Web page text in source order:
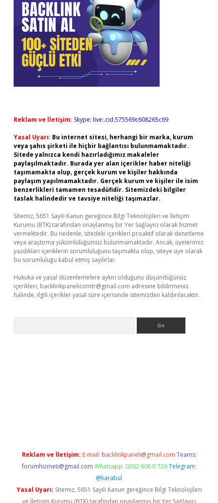
Reklam ve İletişim: Skype: live:.cid.575569c608265c69
Yasal Uyarı: Bu internet sitesi, herhangi bir marka, kurum
veya şahıs şirketi ile hiçbir bağlantısı bulunmamaktadır.
Sitede yalnızca kendi hazırladığımız makaleler
paylaşılmaktadır. Burada yer alan içerikler haber niteliği
taşımamakta olup, gerçek kurum ve kişiler hakkında
paylaşım yapılmamaktadır. Gerçek kurum ve kişiler ile isim
benzerlikleri tamamen tesadüfidir. Sitemizdeki bilgiler
taslak halindedir ve tavsiye niteliği taşımazlar.
Sitemiz, 5651 Sayılı Kanun gereğince Bilgi Teknolojileri ve İletişim
Kurumu (BTK) tarafından onaylanmış bir Yer Sağlayıcı olarak hizmet
vermektedir. Bu nedenle, sitedeki içerikleri proaktif olarak denetleme
veya araştırma yükümlülüğümüz bulunmamaktadır. Ancak, üyelerimiz
yazdıkları içeriklerin sorumluluğunu taşımakta olup, siteye üye olarak
bu sorumluluğu kabul etmiş sayılırlar.
Hukuka ve yasal düzenlemelere aykırı olduğunu düşündüğünüz
içerikleri, backlinkpanelicomtr@gmail.com adresine bildirmeniz
halinde, ilgili içerikler yasal süre içerisinde sitemizden kaldırılacaktır.
Reklam ve İletişim: E-mail: backlinkpaneli@gmail.com Teams:
forumhizmeti@gmail.com Whatsapp: 0262 606 0 726 Telegram:
@karabul
Yasal Uyarı: Sitemiz, 5651 Sayılı Kanun gereğince Bilgi Teknolojileri
ve İletişim Kurumu (BTK) tarafından onaylanmış bir Yer Sağlayıcı